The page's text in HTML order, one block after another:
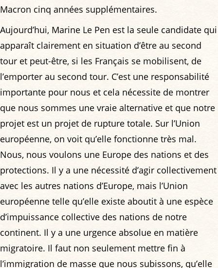
Macron cinq années supplémentaires.
Aujourd’hui, Marine Le Pen est la seule candidate qui
apparaît clairement en situation d’être au second
tour et peut-être, si les Français se mobilisent, de
l’emporter au second tour. C’est une responsabilité
importante pour nous et cela nécessite de montrer
que nous sommes une vraie alternative et que notre
projet est un projet de rupture totale. Sur l’Union
européenne, on voit qu’elle fonctionne très mal.
Nous, nous voulons une Europe des nations et des
protections. Il y a une nécessité d’agir collectivement
avec les autres nations d’Europe, mais l’Union
européenne telle qu’elle existe aboutit à une espèce
d’impuissance collective des nations de notre
continent. Il y a une urgence absolue en matière
migratoire. Il faut non seulement mettre fin à
l’immigration de masse que nous subissons, qu’elle